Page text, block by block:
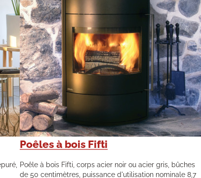
Poêles à bois Fifti
Poêle à bois Fifti, corps acier noir ou acier gris, bûches
de 50 centimètres, puissance d'utilisation nominale 8,7